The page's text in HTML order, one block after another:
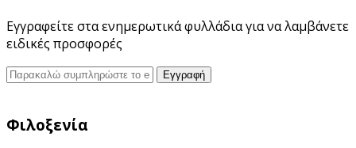
Εγγραφείτε στα ενημερωτικά φυλλάδια για να λαμβάνετε
ειδικές προσφορές
Φιλοξενία